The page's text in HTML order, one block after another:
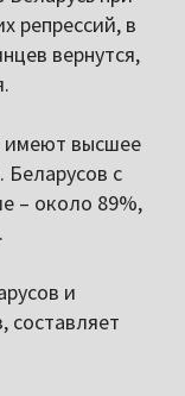
репрессий, в
вернутся,
имеют высшее
с
– около 89%,
и
составляет